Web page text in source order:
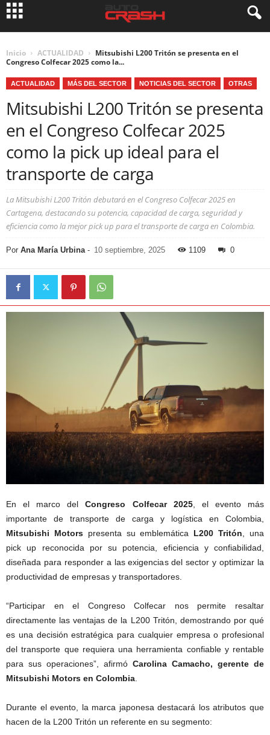
Inicio ACTUALIDAD
Mitsubishi L200 Tritón se presenta en el
Congreso Colfecar 2025 como la...
ACTUALIDAD MÁS DEL SECTOR NOTICIAS DEL SECTOR OTRAS
Mitsubishi L200 Tritón se presenta
en el Congreso Colfecar 2025
como la pick up ideal para el
transporte de carga
La Mitsubishi L200 Tritón debutará en el Congreso Colfecar 2025 en
Cartagena, destacando su potencia, capacidad de carga, seguridad y
eficiencia como la mejor pick up para el transporte de carga en Colombia.
Por Ana María Urbina- 10 septiembre, 2025 1109 0
En el marco delCongreso Colfecar 2025, el evento más
importante de transporte de carga y logística en Colombia,
Mitsubishi Motorspresenta su emblemática L200 Tritón, una
pick up reconocida por su potencia, eficiencia y confiabilidad,
diseñada para responder a las exigencias del sector y optimizar la
productividad de empresas y transportadores.
“Participar en el Congreso Colfecar nos permite resaltar
directamente las ventajas de la L200 Tritón, demostrando por qué
es una decisión estratégica para cualquier empresa o profesional
del transporte que requiera una herramienta confiable y rentable
para sus operaciones”, afirmó Carolina Camacho, gerente de
Mitsubishi Motors en Colombia.
Durante el evento, la marca japonesa destacará los atributos que
hacen de la L200 Tritón un referente en su segmento: